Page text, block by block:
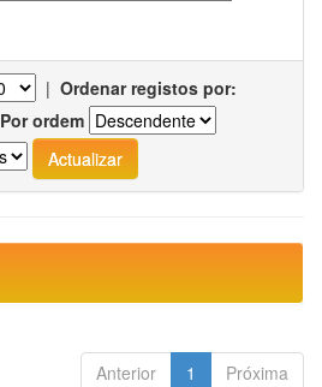
| Ordenar registos por:
Por ordem
Anterior 1 Próxima